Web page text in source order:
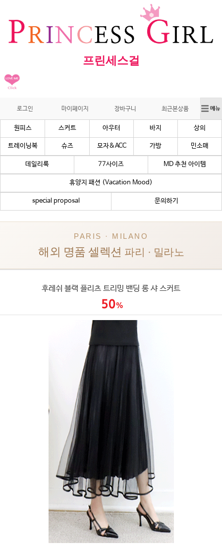
프린세스걸
로그인 마이페이지 장바구니 최근본상품
원피스 스커트 아우터 바지 상의
트레이닝복 슈즈 모자&ACC 가방 민소매
데일리룩 77사이즈 MD 추천 아이템
휴양지 패션 (Vacation Mood)
special proposal 문의하기
PARIS · MILANO
해외 명품 셀렉션 파리 · 밀라노
후레쉬 블랙 플리츠 트리밍 밴딩 롱 샤 스커트